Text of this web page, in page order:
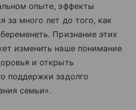
опыте, эффекты
за много лет до того, как
Признание этих
изменить наше понимание
и открыть
поддержки задолго
семьи».